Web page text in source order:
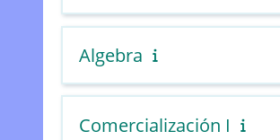
Algebra
Comercialización I